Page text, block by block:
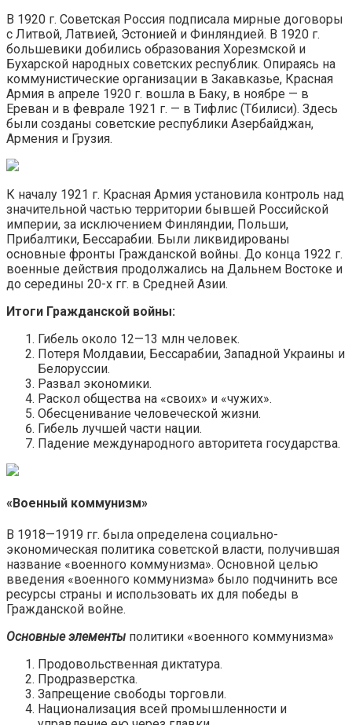
В 1920 г. Советская Россия подписала мирные договоры
с Литвой, Латвией, Эстонией и Финляндией. В 1920 г.
большевики добились образования Хорезмской и
Бухарской народных советских республик. Опираясь на
коммунистические организации в Закавказье, Красная
Армия в апреле 1920 г. вошла в Баку, в ноябре — в
Ереван и в феврале 1921 г. — в Тифлис (Тбилиси). Здесь
были созданы советские республики Азербайджан,
Армения и Грузия.
К началу 1921 г. Красная Армия установила контроль над
значительной частью территории бывшей Российской
империи, за исключением Финляндии, Польши,
Прибалтики, Бессарабии. Были ликвидированы
основные фронты Гражданской войны. До конца 1922 г.
военные действия продолжались на Дальнем Востоке и
до середины 20-х гг. в Средней Азии.
Итоги Гражданской войны:
Гибель около 12—13 млн человек.
Потеря Молдавии, Бессарабии, Западной Украины и
Белоруссии.
Развал экономики.
Раскол общества на «своих» и «чужих».
Обесценивание человеческой жизни.
Гибель лучшей части нации.
Падение международного авторитета государства.
«Военный коммунизм»
В 1918—1919 гг. была определена социально-
экономическая политика советской власти, получившая
название «военного коммунизма». Основной целью
введения «военного коммунизма» было подчинить все
ресурсы страны и использовать их для победы в
Гражданской войне.
Основные элементы политики «военного коммунизма»
Продовольственная диктатура.
Продразверстка.
Запрещение свободы торговли.
Национализация всей промышленности и